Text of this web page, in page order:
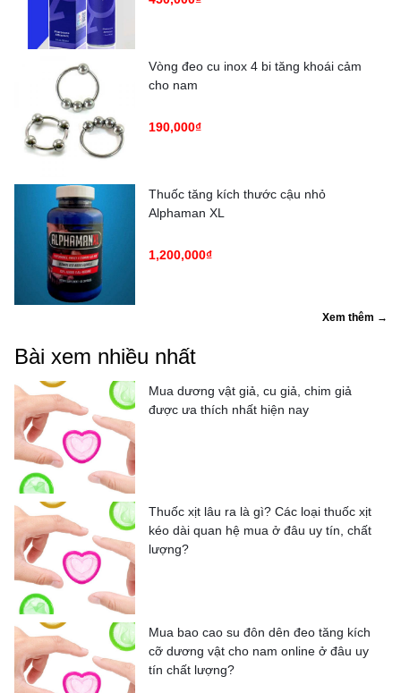
Vòng đeo cu inox 4 bi tăng khoái cảm
cho nam
190,000₫
Thuốc tăng kích thước cậu nhỏ
Alphaman XL
1,200,000₫
Xem thêm →
Bài xem nhiều nhất
Mua dương vật giả, cu giả, chim giả
được ưa thích nhất hiện nay
Thuốc xịt lâu ra là gì? Các loại thuốc xịt
kéo dài quan hệ mua ở đâu uy tín, chất
lượng?
Mua bao cao su đôn dên đeo tăng kích
cỡ dương vật cho nam online ở đâu uy
tín chất lượng?